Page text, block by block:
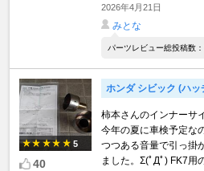
2026年4月21日
みとな
パーツレビュー総投稿数
5
40
ホンダ シビック (ハッ
柿本さんのインナーサ
今年の夏に車検予定な
つつある音量で引っ掛
ました。Σ(ﾟДﾟ) FK7用